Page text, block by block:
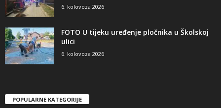
6. kolovoza 2026
FOTO U tijeku uređenje pločnika u Školskoj
ulici
6. kolovoza 2026
POPULARNE KATEGORIJE